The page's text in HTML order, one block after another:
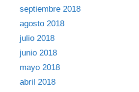
septiembre 2018
agosto 2018
julio 2018
junio 2018
mayo 2018
abril 2018